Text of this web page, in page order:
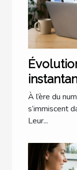
dans
À l’ère du
s’immiscent
Leur...